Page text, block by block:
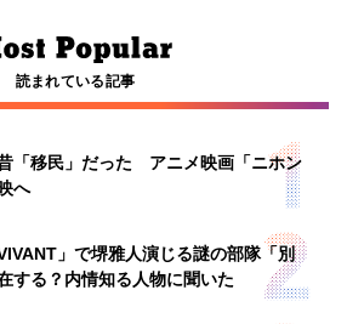
読まれている記事
「移民」だった アニメ映画「ニホン
へ
」で堺雅人演じる謎の部隊「別
する？内情知る人物に聞いた